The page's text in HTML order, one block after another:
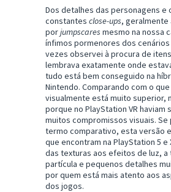
Dos detalhes das personagens e
constantes close-ups, geralmente
porjumpscares mesmo na nossa
ínfimos pormenores dos
vezes observei à procura de
lembrava exatamente onde
tudo está bem conseguido na
Nintendo. Comparando com o
visualmente está muito superior,
porque no PlayStation VR haviam
muitos compromissos visuais. Se
termo comparativo, esta versão
que encontram na PlayStation 5 e
das texturas aos efeitos de luz, a
partícula e pequenos detalhes
por quem está mais atento aos
dos jogos.